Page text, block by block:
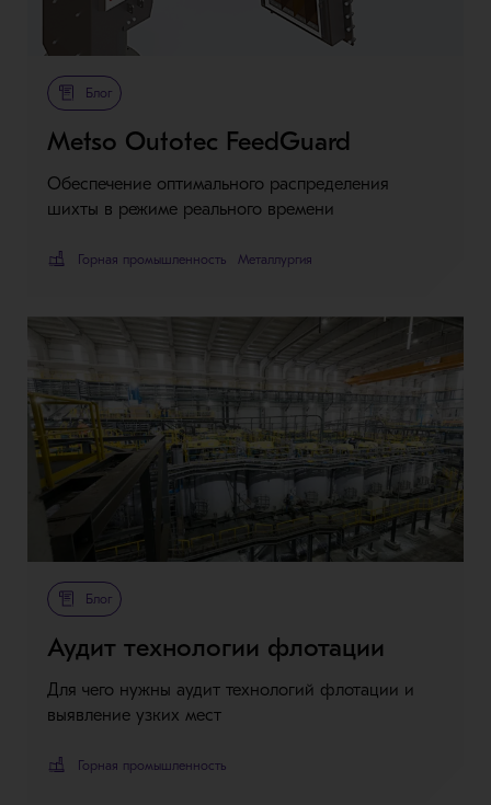
Блог
Metso Outotec FeedGuard
Обеспечение оптимального распределения
шихты в режиме реального времени
Горная промышленность Металлургия
Блог
Аудит технологии флотации
Для чего нужны аудит технологий флотации и
выявление узких мест
Горная промышленность